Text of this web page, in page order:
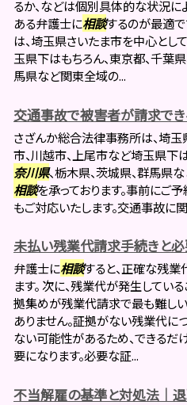
るか、などは個別具体的な状況に
ある弁護士に相談するのが最適
は、埼玉県さいたま市を中心とし
玉県下はもちろん、東京都、千葉県
馬県など関東全域の...
交通事故で被害者が請求で
さざんか総合法律事務所は、埼
市、川越市、上尾市など埼玉県下
奈川県、栃木県、茨城県、群馬県
相談を承っております。事前にご
もご対応いたします。交通事故に
未払い残業代請求手続きと
弁護士に相談すると、正確な残業
ます。 次に、残業代が発生してい
拠集めが残業代請求で最も難し
ありません。証拠がない残業代に
ない可能性があるため、できるだ
要になります。必要な証...
不当解雇の基準と対処法｜